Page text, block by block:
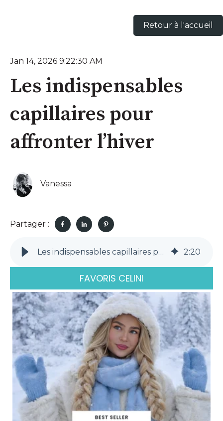
Retour à l'accueil
Jan 14, 2026 9:22:30 AM
Les indispensables
capillaires pour
affronter l’hiver
Vanessa
Partager :
Les indispensables capillaires pour affronter l’hiver 2:20
FAVORIS CELINI